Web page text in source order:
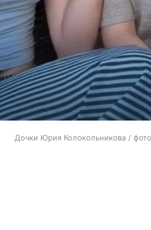
Дочки Юрия Колокольникова /